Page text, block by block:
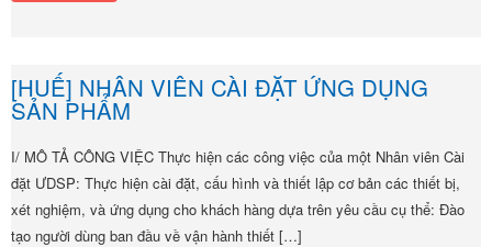
[HUẾ] NHÂN VIÊN CÀI ĐẶT ỨNG DỤNG
SẢN PHẨM
I/ MÔ TẢ CÔNG VIỆC Thực hiện các công việc của một Nhân viên Cài
đặt ƯDSP: Thực hiện cài đặt, cấu hình và thiết lập cơ bản các thiết bị,
xét nghiệm, và ứng dụng cho khách hàng dựa trên yêu cầu cụ thể: Đào
tạo người dùng ban đầu về vận hành thiết […]